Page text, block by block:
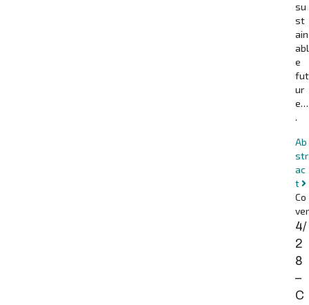
su
st
ain
abl
e
fut
ur
e…
.
Ab
str
ac
t
Co
ver
4/
2
8
–
C